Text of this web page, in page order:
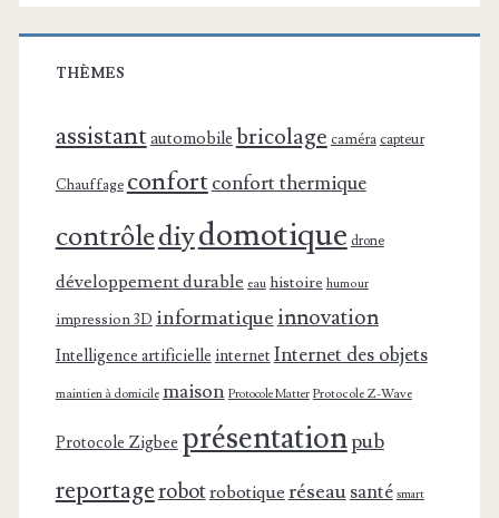
THÈMES
assistant automobile bricolage caméra capteur
Chauffage confortconfort thermique
contrôlediydomotique drone
développement durable eau histoire humour
impression 3D informatiqueinnovation
Intelligence artificielle internet Internet des objets
maintien à domicile maison Protocole Matter Protocole Z-Wave
Protocole Zigbee présentationpub
reportagerobotrobotique réseausanté smart